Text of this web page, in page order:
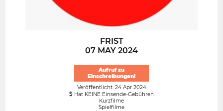
FRIST
07 MAY 2024
Aufruf zu
Einschreibungen!
Veröffentlicht: 24 Apr 2024
Hat KEINE Einsende-Gebühren
Kurzfilme
Spielfilme